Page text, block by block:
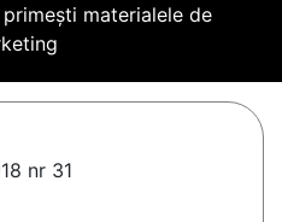
materialele de
nr 31